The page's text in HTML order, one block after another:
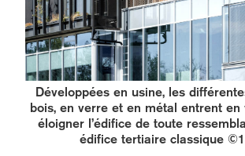
Développées en usine, les
bois, en verre et en métal entrent
éloigner l’édifice de toute
édifice tertiaire classique